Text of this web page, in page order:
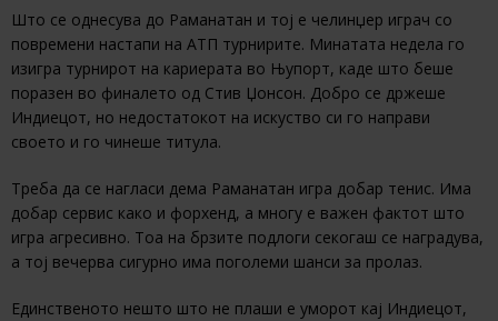
Што се однесува до Раманатан и тој е челинџер играч со
повремени настапи на АТП турнирите. Минатата недела го
изигра турнирот на кариерата во Њупорт, каде што беше
поразен во финалето од Стив Џонсон. Добро се држеше
Индиецот, но недостатокот на искуство си го направи
своето и го чинеше титула.
Треба да се нагласи дема Раманатан игра добар тенис. Има
добар сервис како и форхенд, а многу е важен фактот што
игра агресивно. Тоа на брзите подлоги секогаш се наградува,
а тој вечерва сигурно има поголеми шанси за пролаз.
Единственото нешто што не плаши е уморот кај Индиецот,